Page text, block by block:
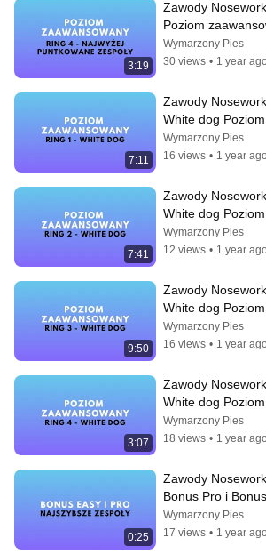
3:19
Zawody
Poziom
Najwyżej
Wymarzony Pies
30 views • 1 year ago
7:11
Zawody
White dog
Ring 1
Wymarzony Pies
16 views • 1 year ago
7:41
Zawody
White dog
Ring 2
Wymarzony Pies
12 views • 1 year ago
9:50
Zawody
White dog
Ring 3
Wymarzony Pies
16 views • 1 year ago
3:07
Zawody
White dog
Ring 4
Wymarzony Pies
18 views • 1 year ago
0:25
Zawody
Bonus Pro i
Najszybsze zespoły
Wymarzony Pies
17 views • 1 year ago